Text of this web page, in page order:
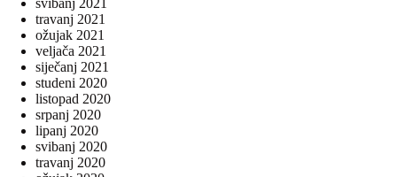
svibanj 2021
travanj 2021
ožujak 2021
veljača 2021
siječanj 2021
studeni 2020
listopad 2020
srpanj 2020
lipanj 2020
svibanj 2020
travanj 2020